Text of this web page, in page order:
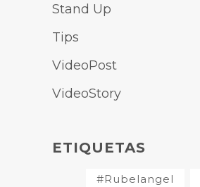
Stand Up
Tips
VideoPost
VideoStory
ETIQUETAS
#Rubelangel